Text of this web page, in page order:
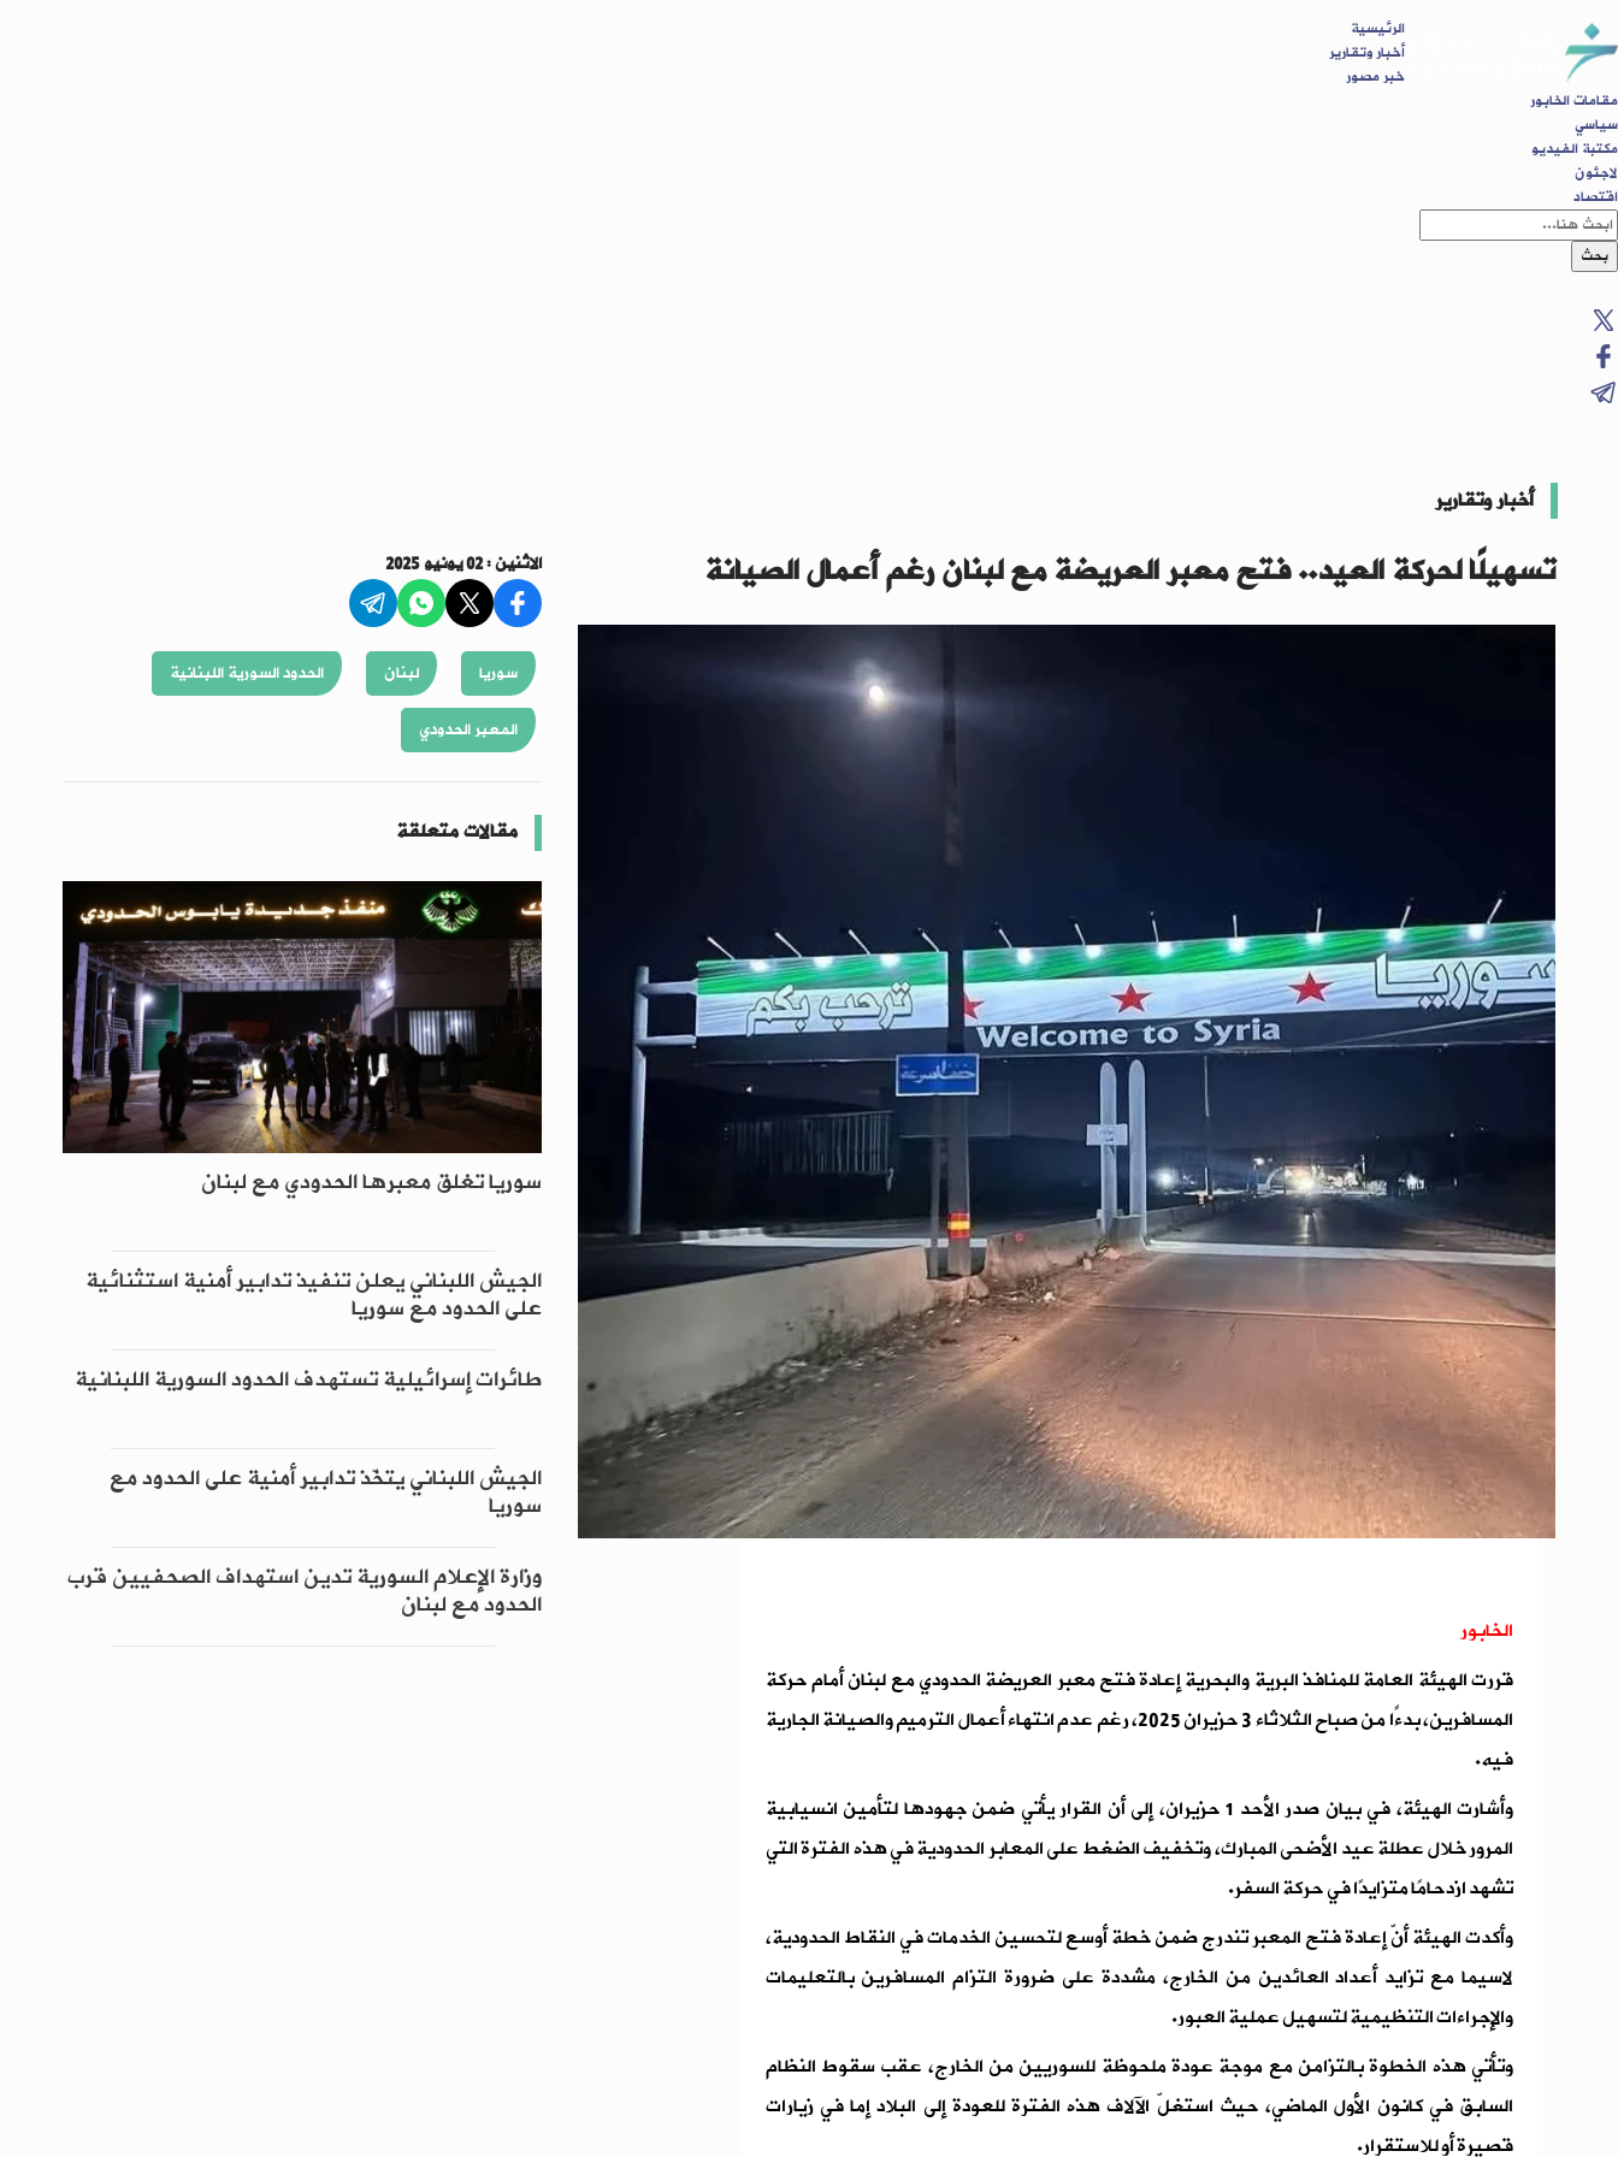
الرئيسية
أخبار وتقارير
خبر مصور
مقامات الخابور
سياسي
مكتبة الفيديو
لاجئون
اقتصاد
بحث
أخبار وتقارير
تسهيلًا لحركة العيد.. فتح معبر العريضة مع لبنان رغم أعمال الصيانة
الخابور
قررت الهيئة العامة للمنافذ البرية والبحرية إعادة فتح معبر العريضة الحدودي مع لبنان أمام حركة
المسافرين، بدءًا من صباح الثلاثاء 3 حزيران 2025، رغم عدم انتهاء أعمال الترميم والصيانة الجارية
فيه.
وأشارت الهيئة، في بيان صدر الأحد 1 حزيران، إلى أن القرار يأتي ضمن جهودها لتأمين انسيابية
المرور خلال عطلة عيد الأضحى المبارك، وتخفيف الضغط على المعابر الحدودية في هذه الفترة التي
تشهد ازدحامًا متزايدًا في حركة السفر.
وأكدت الهيئة أنّ إعادة فتح المعبر تندرج ضمن خطة أوسع لتحسين الخدمات في النقاط الحدودية،
لاسيما مع تزايد أعداد العائدين من الخارج، مشددة على ضرورة التزام المسافرين بالتعليمات
والإجراءات التنظيمية لتسهيل عملية العبور.
وتأتي هذه الخطوة بالتزامن مع موجة عودة ملحوظة للسوريين من الخارج، عقب سقوط النظام
السابق في كانون الأول الماضي، حيث استغلّ الآلاف هذه الفترة للعودة إلى البلاد إما في زيارات
قصيرة أو للاستقرار.
الاثنين : 02 يونيو 2025
سوريا لبنان
الحدود السورية اللبنانية
المعبر الحدودي
مقالات متعلقة
سوريا تغلق معبرها الحدودي مع لبنان
الجيش اللبناني يعلن تنفيذ تدابير أمنية استثنائية
على الحدود مع سوريا
طائرات إسرائيلية تستهدف الحدود السورية اللبنانية
الجيش اللبناني يتخّذ تدابير أمنية على الحدود مع
سوريا
وزارة الإعلام السورية تدين استهداف الصحفيين قرب
الحدود مع لبنان